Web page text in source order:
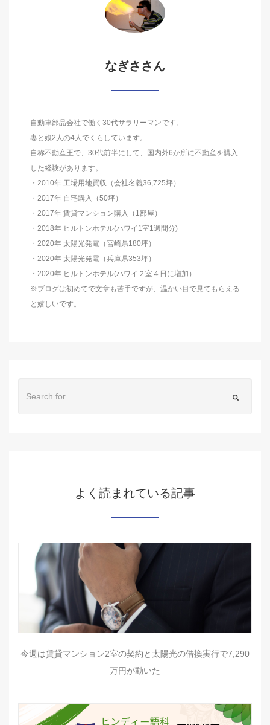
なぎささん
自動車部品会社で働く30代サラリーマンです。
妻と娘2人の4人でくらしています。
自称不動産王で、30代前半にして、国内外6か所に不動産を購入
した経験があります。
・2010年 工場用地買収（会社名義36,725坪）
・2017年 自宅購入（50坪）
・2017年 賃貸マンション購入（1部屋）
・2018年 ヒルトンホテル(ハワイ1室1週間分)
・2020年 太陽光発電（宮崎県180坪）
・2020年 太陽光発電（兵庫県353坪）
・2020年 ヒルトンホテル(ハワイ２室４日に増加）
※ブログは初めてで文章も苦手ですが、温かい目で見てもらえる
と嬉しいです。
よく読まれている記事
今週は賃貸マンション2室の契約と太陽光の借換実行で7,290
万円が動いた